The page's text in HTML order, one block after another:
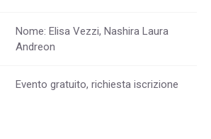
Nome: Elisa Vezzi, Nashira Laura
Andreon
Evento gratuito, richiesta iscrizione